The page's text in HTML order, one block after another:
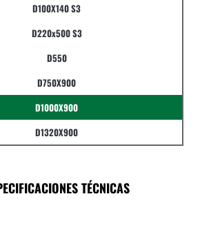
D100X140 S3
D220x500 S3
D550
D750X900
D1000X900
D1320X900
TÉCNICAS